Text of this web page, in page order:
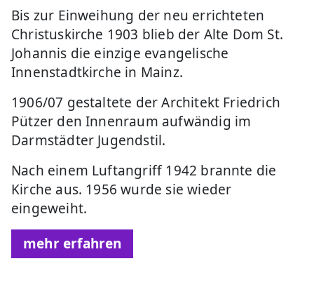
Bis zur Einweihung der neu errichteten
Christuskirche 1903 blieb der Alte Dom St.
Johannis die einzige evangelische
Innenstadtkirche in Mainz.
1906/07 gestaltete der Architekt Friedrich
Pützer den Innenraum aufwändig im
Darmstädter Jugendstil.
Nach einem Luftangriff 1942 brannte die
Kirche aus. 1956 wurde sie wieder
eingeweiht.
mehr erfahren